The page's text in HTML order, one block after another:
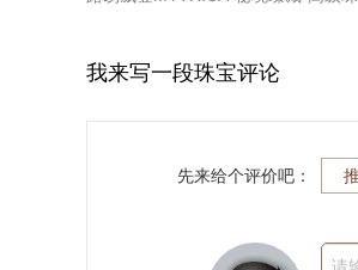
我来写一段珠宝评论
先来给个评价吧：